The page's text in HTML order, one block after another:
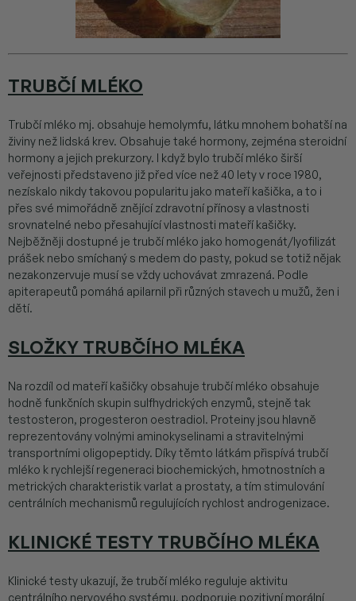
TRUBČÍ MLÉKO
Trubčí mléko mj. obsahuje hemolymfu, látku mnohem bohatší na
živiny než lidská krev. Obsahuje také hormony, zejména steroidní
hormony a jejich prekurzory. I když bylo trubčí mléko širší
veřejnosti představeno již před více než 40 lety v roce 1980,
nezískalo nikdy takovou popularitu jako mateří kašička, a to i
přes své mimořádně znějící zdravotní přínosy a vlastnosti
srovnatelné nebo přesahující vlastnosti mateří kašičky.
Nejběžněji dostupné je trubčí mléko jako homogenát/lyofilizát
prášek nebo smíchaný s medem do pasty, pokud se totiž nějak
nezakonzervuje musí se vždy uchovávat zmrazená. Podle
apiterapeutů pomáhá apilarnil při různých stavech u mužů, žen i
dětí.
SLOŽKY TRUBČÍHO MLÉKA
Na rozdíl od mateří kašičky obsahuje trubčí mléko obsahuje
hodně funkčních skupin sulfhydrických enzymů, stejně tak
testosteron, progesteron oestradiol. Proteiny jsou hlavně
reprezentovány volnými aminokyselinami a stravitelnými
transportními oligopeptidy. Díky těmto látkám přispívá trubčí
mléko k rychlejší regeneraci biochemických, hmotnostních a
metrických charakteristik varlat a prostaty, a tím stimulování
centrálních mechanismů regulujících rychlost androgenizace.
KLINICKÉ TESTY TRUBČÍHO MLÉKA
Klinické testy ukazují, že trubčí mléko reguluje aktivitu
centrálního nervového systému, podporuje pozitivní morální